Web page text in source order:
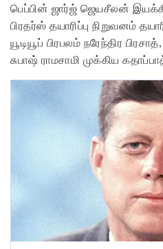
பெப்பின் ஜார்ஜ் ஜெயசீலன்
பிரதர்ஸ் தயாரிப்பு நிறுவனம்
யூடியூப் பிரபலம் நரேந்திர
சுபாஷ் ராமசாமி முக்கிய